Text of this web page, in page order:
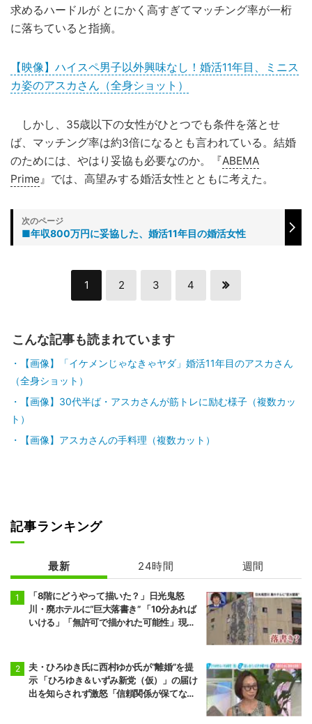
求めるハードルが とにかく高すぎてマッチング率が一桁
に落ちていると指摘。
【映像】ハイスペ男子以外興味なし！婚活11年目、ミニス
カ姿のアスカさん（全身ショット）
しかし、35歳以下の女性がひとつでも条件を落とせ
ば、マッチング率は約3倍になるとも言われている。結婚
のためには、やはり妥協も必要なのか。『ABEMA
Prime』では、高望みする婚活女性とともに考えた。
■年収800万円に妥協した、婚活11年目の婚活女性
1 2 3 4
こんな記事も読まれています
【画像】「イケメンじゃなきゃヤダ」婚活11年目のアスカさん
（全身ショット）
【画像】30代半ば・アスカさんが筋トレに励む様子（複数カッ
ト）
【画像】アスカさんの手料理（複数カット）
記事ランキング
最新 24時間 週間
「8階にどうやって描いた？」日光鬼怒
川・廃ホテルに“巨大落書き” 「10分あれば
いける」「無許可で描かれた可能性」現役
夫・ひろゆき氏に西村ゆか氏が“離婚”を提
示 「ひろゆき＆いずみ新党（仮）」の届け
出を知らされず激怒「信頼関係が保てない